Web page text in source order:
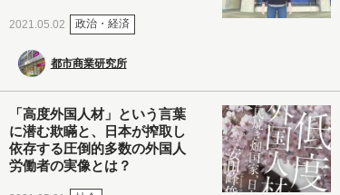
2021.05.02 政治・経済
都市商業研究所
「高度外国人材」という言葉
に潜む欺瞞と、日本が搾取し
依存する圧倒的多数の外国人
労働者の実像とは？